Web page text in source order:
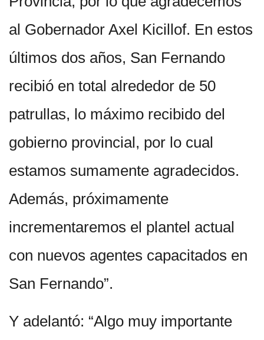
al Gobernador Axel Kicillof. En estos
últimos dos años, San Fernando
recibió en total alrededor de 50
patrullas, lo máximo recibido del
gobierno provincial, por lo cual
estamos sumamente agradecidos.
Además, próximamente
incrementaremos el plantel actual
con nuevos agentes capacitados en
San Fernando”.
Y adelantó: “Algo muy importante